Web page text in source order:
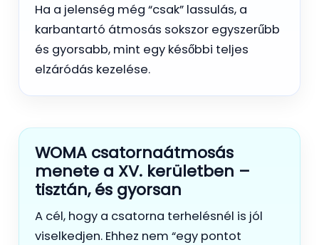
Ha a jelenség még “csak” lassulás, a
karbantartó átmosás sokszor egyszerűbb
és gyorsabb, mint egy későbbi teljes
elzáródás kezelése.
WOMA csatornaátmosás
menete a XV. kerületben –
tisztán, és gyorsan
A cél, hogy a csatorna terhelésnél is jól
viselkedjen. Ehhez nem “egy pontot